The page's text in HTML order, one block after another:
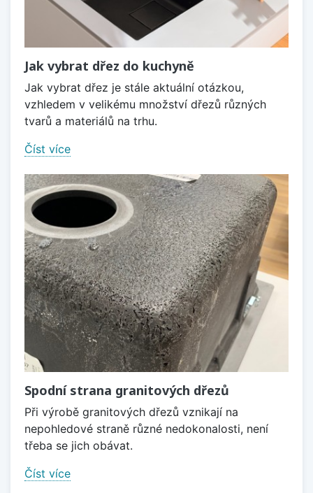
Jak vybrat dřez do kuchyně
Jak vybrat dřez je stále aktuální otázkou,
vzhledem v velikému množství dřezů různých
tvarů a materiálů na trhu.
Číst více
Spodní strana granitových dřezů
Při výrobě granitových dřezů vznikají na
nepohledové straně různé nedokonalosti, není
třeba se jich obávat.
Číst více